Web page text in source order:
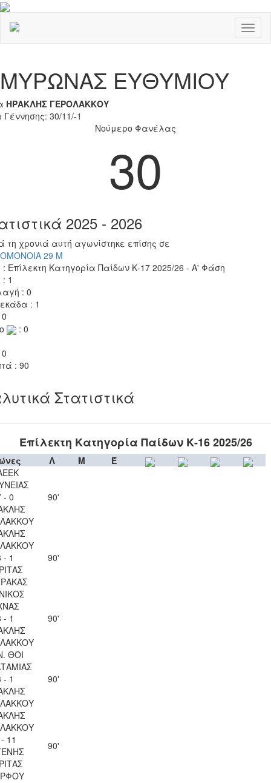
ΜΥΡΩΝΑΣ ΕΥΘΥΜΙΟΥ
ΗΡΑΚΛΗΣ ΓΕΡΟΛΑΚΚΟΥ
30/11/-1
Νούμερο Φανέλας
30
2025 - 2026
τη χρονιά αυτή αγωνίστηκε επίσης σε
29 Μ
: Επίλεκτη Κατηγορία Παίδων Κ-17 2025/26 - Α' Φάση
1
: 0
: 1
: 0
: 90
Στατιστικά
Επίλεκτη Κατηγορία Παίδων Κ-16 2025/26
Λ Μ
Έ
- 0
90'
- 1
90'
- 1
90'
ΘΟΙ
- 1
90'
11
90'